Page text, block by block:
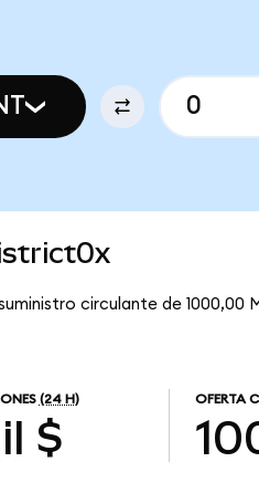
circulante de
(24 H)
$
OFERTA